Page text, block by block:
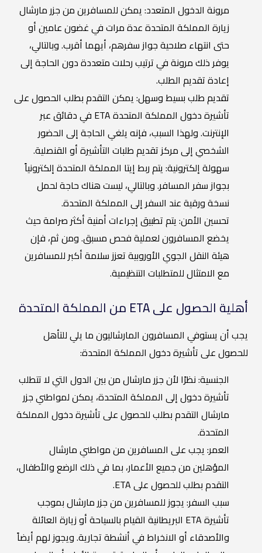
مرونة الدخول المتعدد: يمكن للمسافرين من جزر مارشال
زيارة المملكة المتحدة عدة مرات في غضون عامين أو
حتى انتهاء صلاحية جواز سفرهم، أيهما أقرب. وبالتالي،
يوفر ذلك مرونة في ترتيب رحلات متعددة دون الحاجة إلى
إعادة تقديم الطلب.
تقديم طلب بسيط وسهل: يمكن التقدم بطلب الحصول على
تأشيرة دخول المملكة المتحدة ETA في دقائق عبر
الإنترنت. ولهذا السبب، فإنه يلغي الحاجة إلى الحضور
الشخصي إلى مركز تقديم طلبات التأشيرة أو القنصلية.
سهولة إلكترونية: يتم ربط إيتا المملكة المتحدة إلكترونياً
بجواز سفر المسافر. وبالتالي، ليست هناك حاجة لحمل
نسخة ورقية عند السفر إلى المملكة المتحدة.
تحسين الأمن: يتم تطبيق إجراءات أمنية أكثر صرامة حيث
يخضع المسافرون لعملية فحص مسبق. ومن ثم، فإن
هيئة النقل الجوي الأوروبية تعزز سلامة أكبر للمسافرين
مع الامتثال للمتطلبات التنظيمية.
أهلية الحصول على ETA من المملكة المتحدة
يجب أن يستوفي المسافرون المارشاليون ما يلي للتأهل
للحصول على تأشيرة دخول المملكة المتحدة:
الجنسية: نظرًا لأن جزر مارشال من بين الدول التي لا تتطلب
تأشيرة دخول إلى المملكة المتحدة، يمكن لمواطني جزر
مارشال التقدم بطلب للحصول على تأشيرة دخول المملكة
المتحدة.
العمر: يجب على المسافرين من مواطني مارشال
المؤهلين من جميع الأعمار، بما في ذلك الرضع والأطفال،
التقدم بطلب للحصول على ETA.
سبب السفر: يجوز للمسافرين من جزر مارشال بموجب
تأشيرة ETA البريطانية القيام بالسياحة أو زيارة العائلة
والأصدقاء أو الانخراط في أنشطة تجارية. ويجوز لهم أيضاً